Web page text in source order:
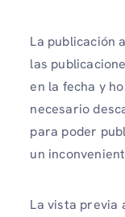
La publicación
las
en la fecha y
necesario
para poder
un
La vista previa